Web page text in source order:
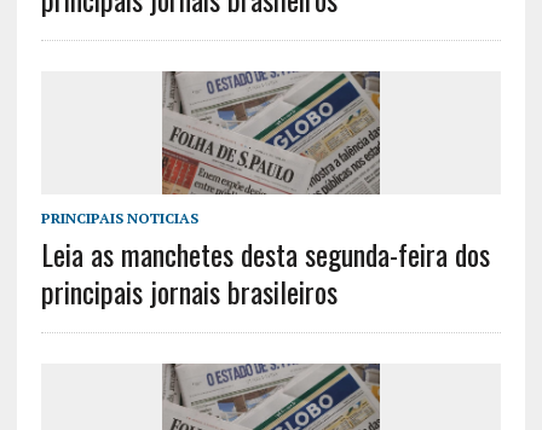
PRINCIPAIS NOTICIAS
Leia as manchetes desta segunda-feira dos
principais jornais brasileiros